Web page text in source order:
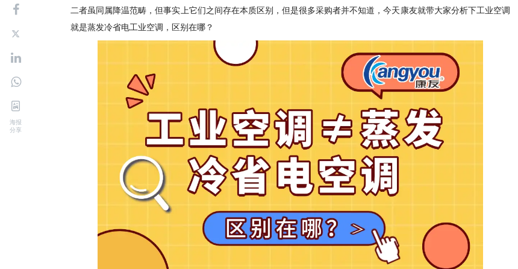
海报
分享
二者虽同属降温范畴，但事实上它们之间存在本质区别，但是很多采购者并不知道，今天康友就带大家分析下工业空调
就是蒸发冷省电工业空调，区别在哪？